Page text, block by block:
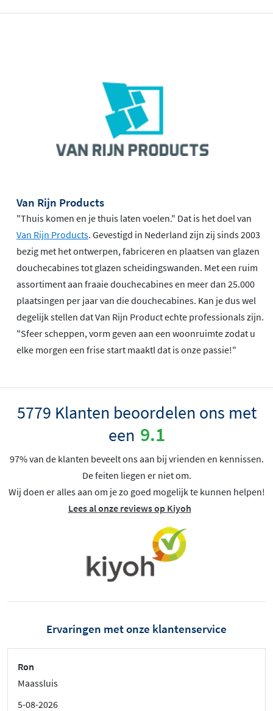
Van Rijn Products
"Thuis komen en je thuis laten voelen." Dat is het doel van
Van Rijn Products. Gevestigd in Nederland zijn zij sinds 2003
bezig met het ontwerpen, fabriceren en plaatsen van glazen
douchecabines tot glazen scheidingswanden. Met een ruim
assortiment aan fraaie douchecabines en meer dan 25.000
plaatsingen per jaar van die douchecabines. Kan je dus wel
degelijk stellen dat Van Rijn Product echte professionals zijn.
"Sfeer scheppen, vorm geven aan een woonruimte zodat u
elke morgen een frise start maaktl dat is onze passie!"
5779 Klanten beoordelen ons met
een 9.1
97% van de klanten beveelt ons aan bij vrienden en kennissen.
De feiten liegen er niet om.
Wij doen er alles aan om je zo goed mogelijk te kunnen helpen!
Lees al onze reviews op Kiyoh
Ervaringen met onze klantenservice
Ron
Maassluis
5-08-2026